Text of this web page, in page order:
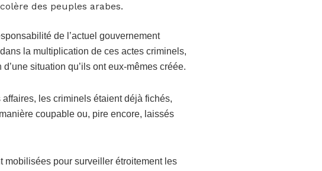
des peuples arabes.
de l’actuel gouvernement
la multiplication de ces actes criminels,
situation qu’ils ont eux-mêmes créée.
affaires, les criminels étaient déjà fichés,
coupable ou, pire encore, laissés
mobilisées pour surveiller étroitement les